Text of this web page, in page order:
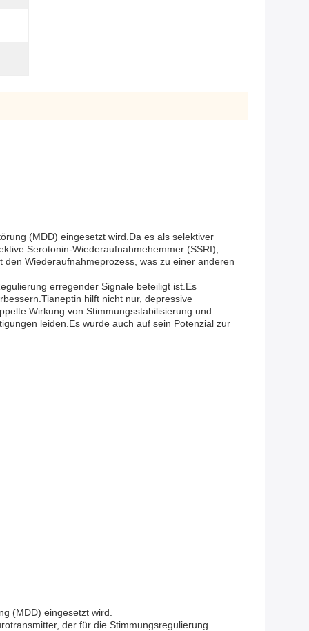
(MDD) eingesetzt wird.Da es als selektiver
Serotonin-Wiederaufnahmehemmer (SSRI),
Wiederaufnahmeprozess, was zu einer anderen
erregender Signale beteiligt ist.Es
hilft nicht nur, depressive
Wirkung von Stimmungsstabilisierung und
leiden.Es wurde auch auf sein Potenzial zur
(MDD) eingesetzt wird.
der für die Stimmungsregulierung